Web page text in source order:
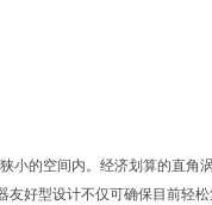
小的空间内。经济划算的直角
好型设计不仅可确保目前轻